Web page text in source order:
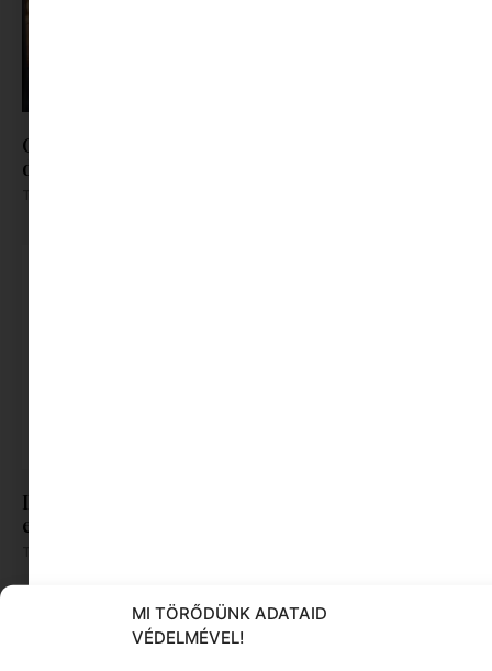
MI TÖRŐDÜNK ADATAID
VÉDELMÉVEL!
ORSOYA DARCHI Dinner & Robes 5: nemzetközi
divathangulat Hajdúszoboszlón
Ing, top és a kötelező fényvédő – Így rakj össze
egy laza délutáni nyári outfitet